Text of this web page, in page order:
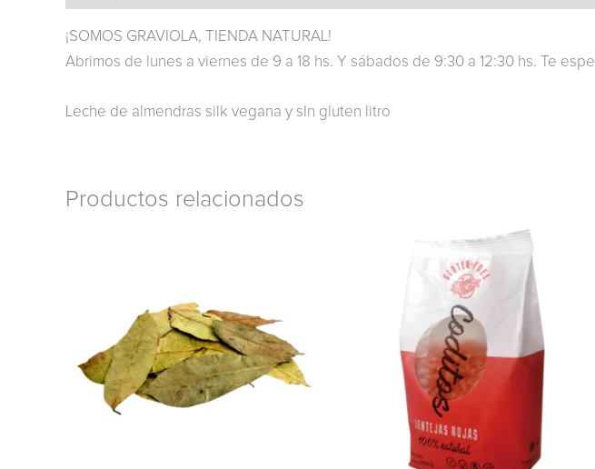
¡SOMOS GRAVIOLA, TIENDA NATURAL!
Abrimos de lunes a viernes de 9 a 18 hs. Y sábados de 9:30 a 12:30 hs. Te
Leche de almendras silk vegana y sIn gluten litro
Productos relacionados